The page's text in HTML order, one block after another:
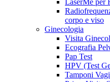
LaserMe per
corpo e viso
Ginecologia
Visita
Ecografia
Pap Test
HPV (Test
Tamponi